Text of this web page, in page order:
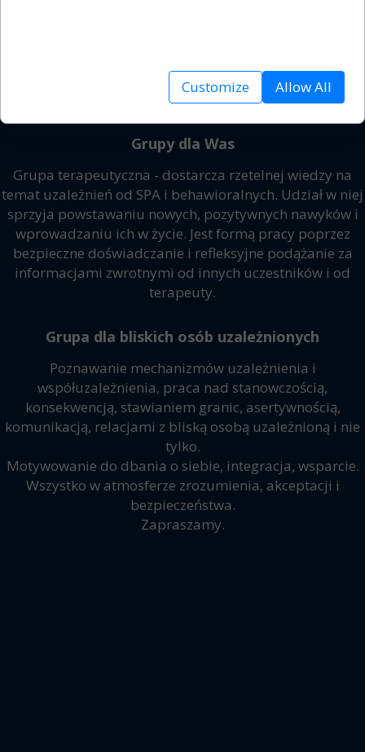
Grupy terapeutyczne
Grupy dla Was
Grupa terapeutyczna - dostarcza rzetelnej wiedzy na
temat uzależnień od SPA i behawioralnych. Udział w niej
sprzyja powstawaniu nowych, pozytywnych nawyków i
wprowadzaniu ich w życie. Jest formą pracy poprzez
bezpieczne doświadczanie i refleksyjne podążanie za
informacjami zwrotnymi od innych uczestników i od
terapeuty.
Grupa dla bliskich osób uzależnionych
Poznawanie mechanizmów uzależnienia i
współuzależnienia, praca nad stanowczością,
konsekwencją, stawianiem granic, asertywnością,
komunikacją, relacjami z bliską osobą uzależnioną i nie
tylko.
Motywowanie do dbania o siebie, integracja, wsparcie.
Wszystko w atmosferze zrozumienia, akceptacji i
bezpieczeństwa.
Zapraszamy.
Customize Allow All